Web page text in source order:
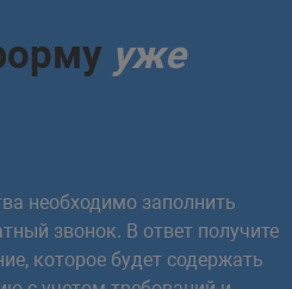
уже
необходимо заполнить
звонок. В ответ получите
которое будет содержать